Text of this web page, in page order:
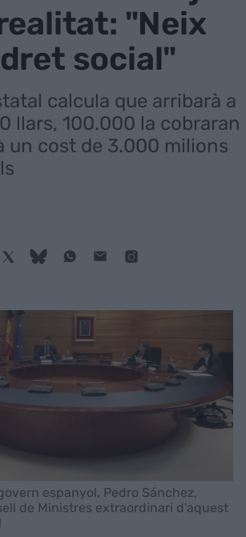
"Neix
social"
calcula que arribarà a
llars, 100.000 la cobraran
un cost de 3.000 milions
espanyol, Pedro Sánchez,
de Ministres extraordinari d'aquest